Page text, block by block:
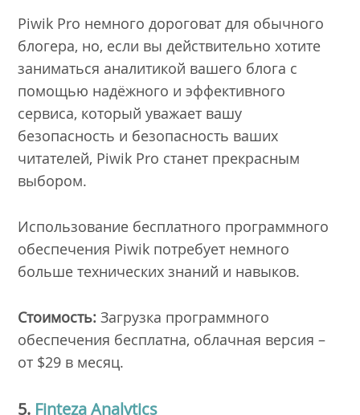
Piwik Pro немного дороговат для обычного
блогера, но, если вы действительно хотите
заниматься аналитикой вашего блога с
помощью надёжного и эффективного
сервиса, который уважает вашу
безопасность и безопасность ваших
читателей, Piwik Pro станет прекрасным
выбором.
Использование бесплатного программного
обеспечения Piwik потребует немного
больше технических знаний и навыков.
Стоимость: Загрузка программного
обеспечения бесплатна, облачная версия –
от $29 в месяц.
5. Finteza Analytics